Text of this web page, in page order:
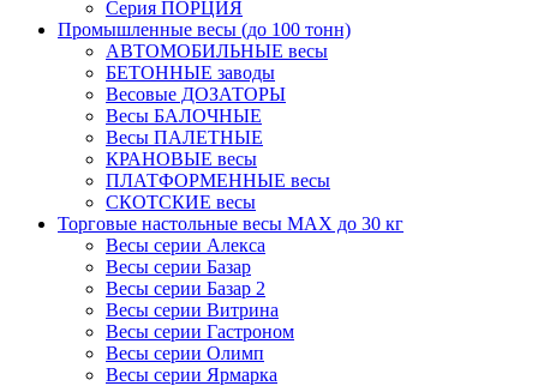
Серия ПОРЦИЯ
Промышленные весы (до 100 тонн)
АВТОМОБИЛЬНЫЕ весы
БЕТОННЫЕ заводы
Весовые ДОЗАТОРЫ
Весы БАЛОЧНЫЕ
Весы ПАЛЕТНЫЕ
КРАНОВЫЕ весы
ПЛАТФОРМЕННЫЕ весы
СКОТСКИЕ весы
Торговые настольные весы MAX до 30 кг
Весы серии Алекса
Весы серии Базар
Весы серии Базар 2
Весы серии Витрина
Весы серии Гастроном
Весы серии Олимп
Весы серии Ярмарка